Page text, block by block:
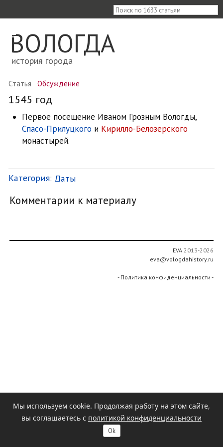
ВОЛОГДА
история города
≡
Статья Обсуждение
1545 год
Первое посещение Иваном Грозным Вологды,
Спасо-Прилуцкого и Кирилло-Белозерского
монастырей.
Категория: Даты
Комментарии к материалу
EVA 2013-2026
eva@vologdahistory.ru
- Политика конфиденциальности -
Мы используем cookie. Продолжая работу на этом сайте,
вы соглашаетесь с политикой конфиденциальности
Ok